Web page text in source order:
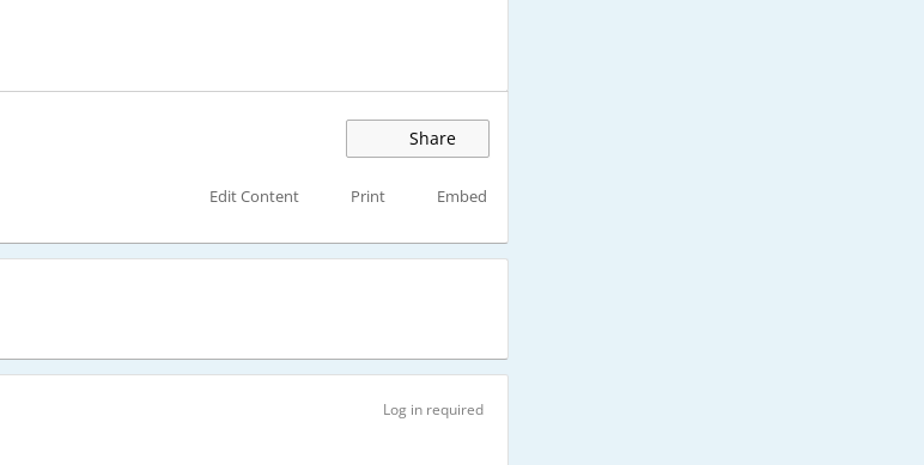
Share
Edit Content Print Embed
Log in required